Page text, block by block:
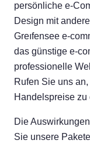
persönliche e-
Design mit
Greıfensee e-
das günstige e-
professionelle
Rufen Sie uns
Handelspreise zu
Die
Sie unsere